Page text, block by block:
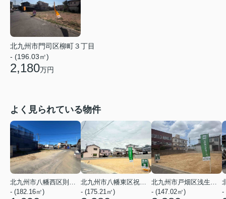
北九州市門司区柳町３丁目
- (196.03㎡)
2,180万円
よく見られている物件
- (182.16㎡)
- (175.21㎡)
- (147.02㎡)
-